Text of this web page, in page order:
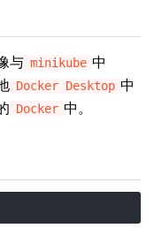
与 minikube 中
Docker Desktop 中
Docker 中。